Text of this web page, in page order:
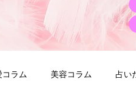
コラム 美容コラム 占い